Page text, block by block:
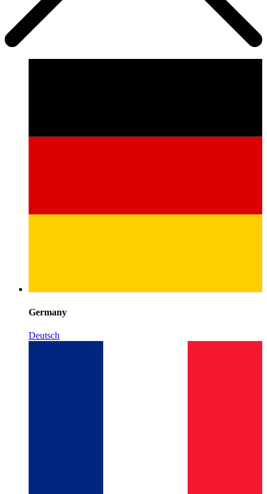
Germany
Deutsch